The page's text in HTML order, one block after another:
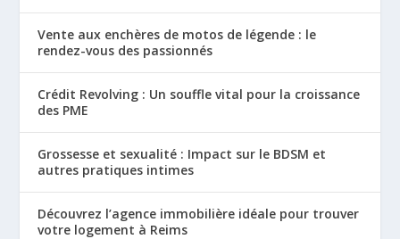
Vente aux enchères de motos de légende : le
rendez-vous des passionnés
Crédit Revolving : Un souffle vital pour la croissance
des PME
Grossesse et sexualité : Impact sur le BDSM et
autres pratiques intimes
Découvrez l’agence immobilière idéale pour trouver
votre logement à Reims